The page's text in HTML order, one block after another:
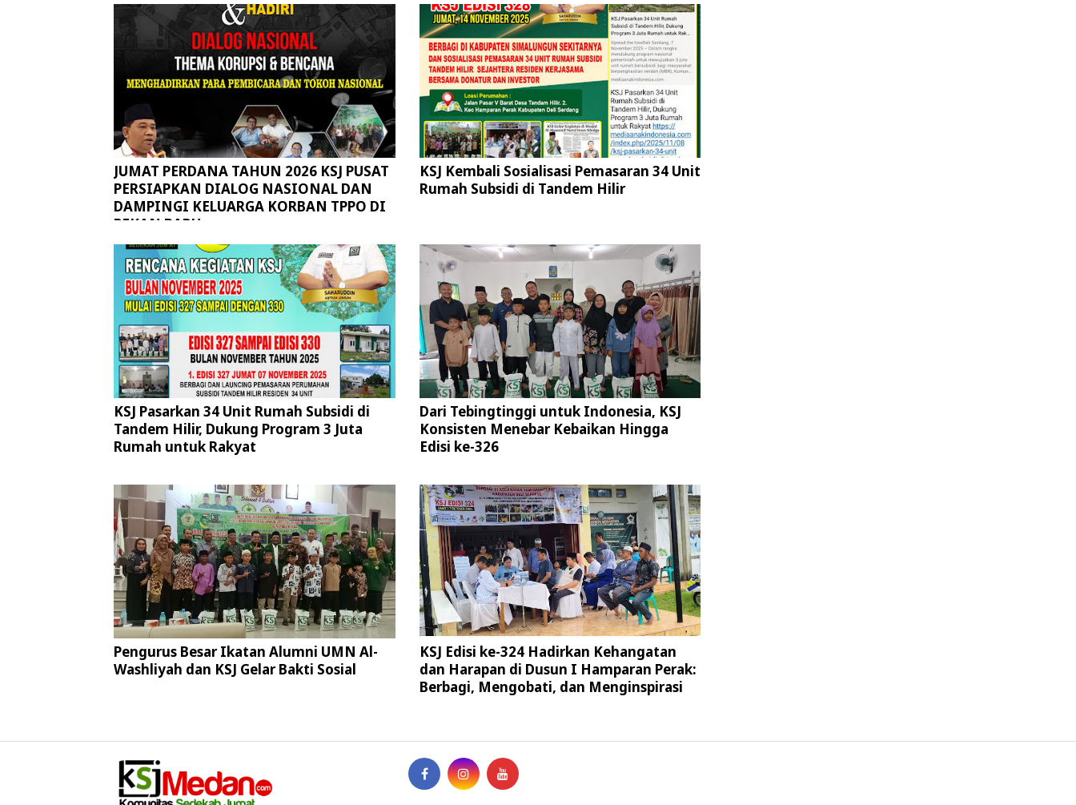
JUMAT PERDANA TAHUN 2026 KSJ PUSAT
PERSIAPKAN DIALOG NASIONAL DAN
DAMPINGI KELUARGA KORBAN TPPO DI
PEKAN BARU
KSJ Kembali Sosialisasi Pemasaran 34 Unit
Rumah Subsidi di Tandem Hilir
KSJ Pasarkan 34 Unit Rumah Subsidi di
Tandem Hilir, Dukung Program 3 Juta
Rumah untuk Rakyat
Dari Tebingtinggi untuk Indonesia, KSJ
Konsisten Menebar Kebaikan Hingga
Edisi ke-326
Pengurus Besar Ikatan Alumni UMN Al-
Washliyah dan KSJ Gelar Bakti Sosial
KSJ Edisi ke-324 Hadirkan Kehangatan
dan Harapan di Dusun I Hamparan Perak:
Berbagi, Mengobati, dan Menginspirasi